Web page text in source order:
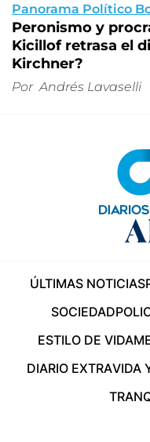
Panorama Político
Peronismo y
Kicillof retrasa el
Kirchner?
Por Andrés Lavaselli
ÚLTIMAS NOTICIAS
SOCIEDAD
ESTILO DE VIDA
DIARIO EXTRAVIDA